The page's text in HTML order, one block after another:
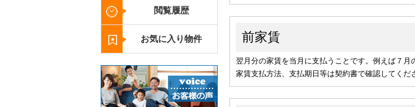
閲覧履歴
お気に入り物件